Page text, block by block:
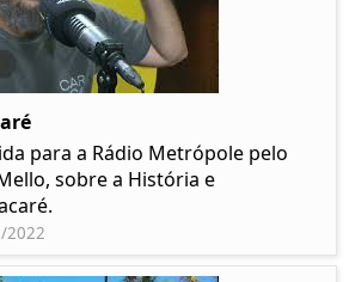
para a Rádio Metrópole pelo
sobre a História e
2022